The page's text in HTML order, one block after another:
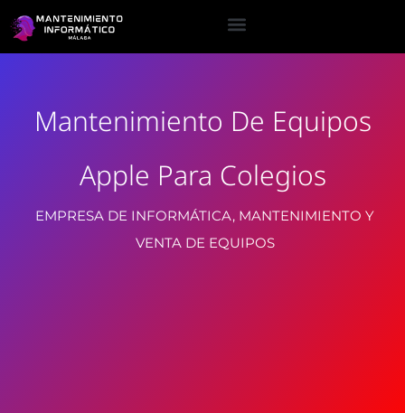
Mantenimiento De Equipos
Apple Para Colegios
EMPRESA DE INFORMÁTICA, MANTENIMIENTO Y
VENTA DE EQUIPOS